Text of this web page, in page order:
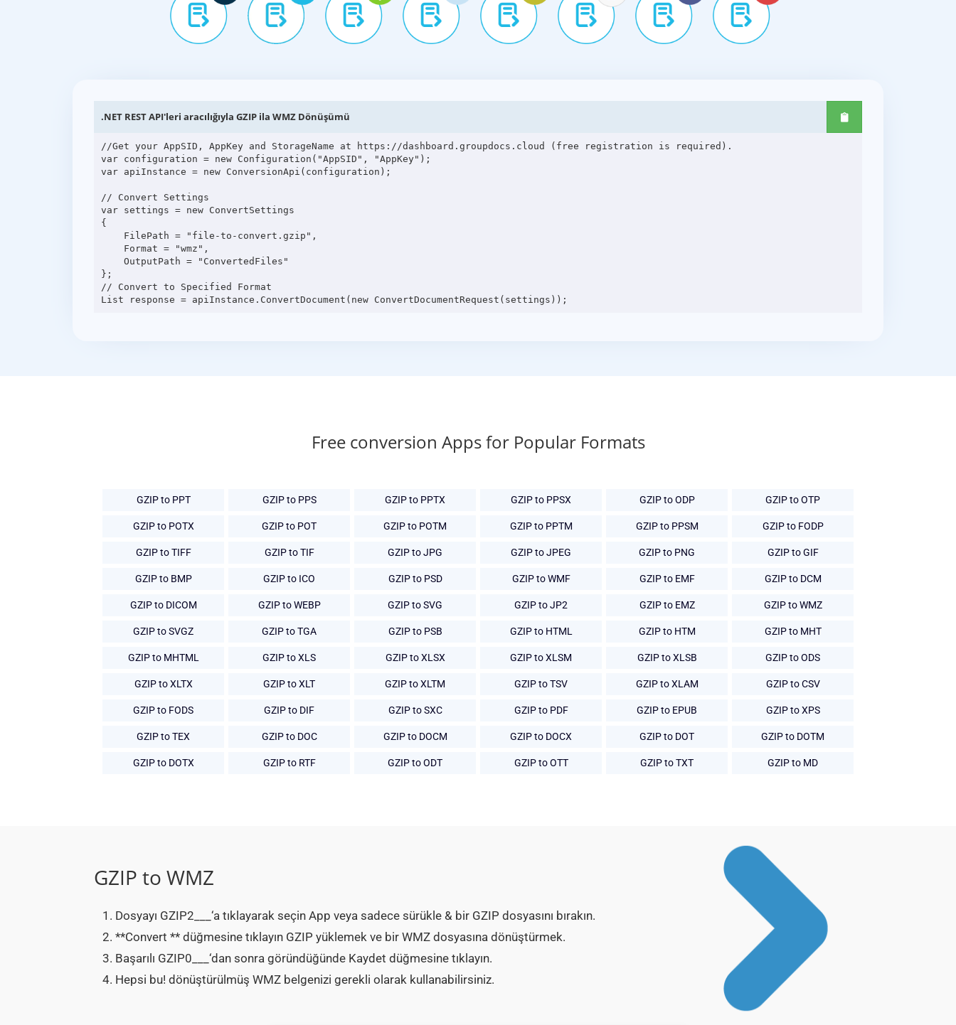
.NET REST API'leri aracılığıyla GZIP ila WMZ Dönüşümü
//Get your AppSID, AppKey and StorageName at https://dashboard.groupdocs.cloud (free registration is required).
var configuration = new Configuration("AppSID", "AppKey");
var apiInstance = new ConversionApi(configuration);
// Convert Settings
var settings = new ConvertSettings
{
};
// Convert to Specified Format
Free conversion Apps for Popular Formats
GZIP to PPT GZIP to PPS GZIP to PPTX GZIP to PPSX GZIP to ODP GZIP to OTP
GZIP to POTX GZIP to POT GZIP to POTM GZIP to PPTM GZIP to PPSM GZIP to FODP
GZIP to TIFF GZIP to TIF GZIP to JPG GZIP to JPEG GZIP to PNG GZIP to GIF
GZIP to BMP GZIP to ICO GZIP to PSD GZIP to WMF GZIP to EMF GZIP to DCM
GZIP to DICOM GZIP to WEBP GZIP to SVG GZIP to JP2 GZIP to EMZ GZIP to WMZ
GZIP to SVGZ GZIP to TGA GZIP to PSB GZIP to HTML GZIP to HTM GZIP to MHT
GZIP to MHTML GZIP to XLS GZIP to XLSX GZIP to XLSM GZIP to XLSB GZIP to ODS
GZIP to XLTX GZIP to XLT GZIP to XLTM GZIP to TSV GZIP to XLAM GZIP to CSV
GZIP to FODS GZIP to DIF GZIP to SXC GZIP to PDF GZIP to EPUB GZIP to XPS
GZIP to TEX GZIP to DOC GZIP to DOCM GZIP to DOCX GZIP to DOT GZIP to DOTM
GZIP to DOTX GZIP to RTF GZIP to ODT GZIP to OTT GZIP to TXT GZIP to MD
GZIP to WMZ
Dosyayı GZIP2___‘a tıklayarak seçin App veya sadece sürükle & bir GZIP dosyasını bırakın.
**Convert ** düğmesine tıklayın GZIP yüklemek ve bir WMZ dosyasına dönüştürmek.
Başarılı GZIP0___‘dan sonra göründüğünde Kaydet düğmesine tıklayın.
Hepsi bu! dönüştürülmüş WMZ belgenizi gerekli olarak kullanabilirsiniz.